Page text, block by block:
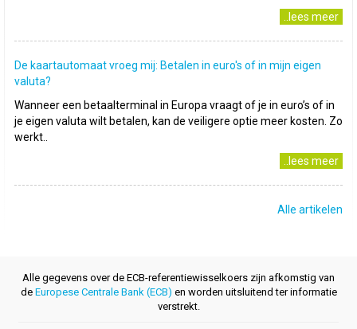
..lees meer
De kaartautomaat vroeg mij: Betalen in euro's of in mijn eigen
valuta?
Wanneer een betaalterminal in Europa vraagt of je in euro’s of in
je eigen valuta wilt betalen, kan de veiligere optie meer kosten. Zo
werkt..
..lees meer
Alle artikelen
Alle gegevens over de ECB-referentiewisselkoers zijn afkomstig van
de Europese Centrale Bank (ECB) en worden uitsluitend ter informatie
verstrekt.